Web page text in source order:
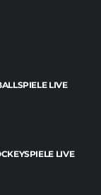
LIVE Ü
LIVE